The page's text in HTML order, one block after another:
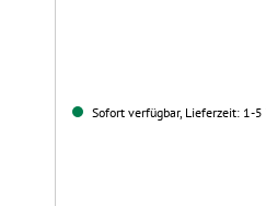
Sofort verfügbar, Lieferzeit: 1-5